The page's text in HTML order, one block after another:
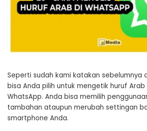
Seperti sudah kami katakan sebelumnya
bisa Anda pilih untuk mengetik huruf Arab
WhatsApp. Anda bisa memilih
tambahan ataupun merubah settingan
smartphone Anda.